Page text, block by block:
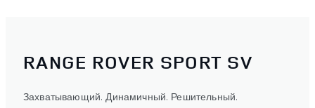
RANGE ROVER SPORT SV
Захватывающий. Динамичный. Решительный.